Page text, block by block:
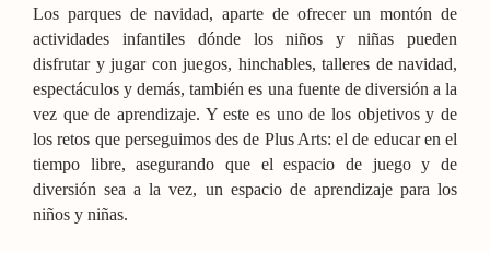
Los parques de navidad, aparte de ofrecer un montón de
actividades infantiles dónde los niños y niñas pueden
disfrutar y jugar con juegos, hinchables, talleres de navidad,
espectáculos y demás, también es una fuente de diversión a la
vez que de aprendizaje. Y este es uno de los objetivos y de
los retos que perseguimos des de Plus Arts: el de educar en el
tiempo libre, asegurando que el espacio de juego y de
diversión sea a la vez, un espacio de aprendizaje para los
niños y niñas.